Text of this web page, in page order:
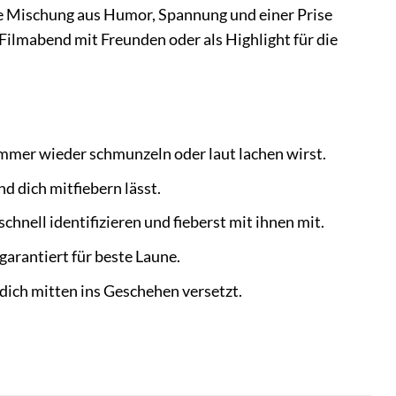
aus Humor, Spannung und einer Prise
mit Freunden oder als Highlight für die
wieder schmunzeln oder laut lachen wirst.
dich mitfiebern lässt.
identifizieren und fieberst mit ihnen mit.
für beste Laune.
mitten ins Geschehen versetzt.